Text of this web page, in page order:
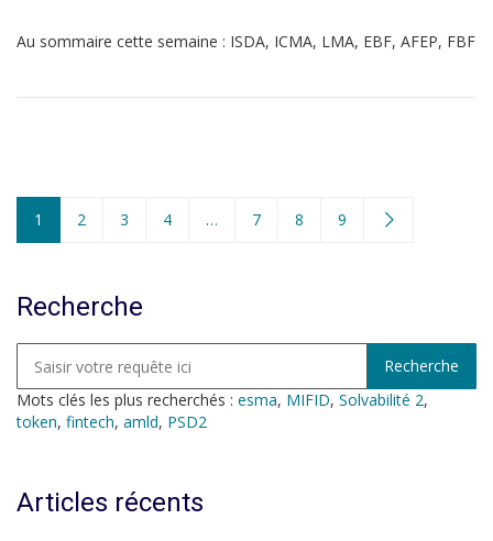
Au sommaire cette semaine : ISDA, ICMA, LMA, EBF, AFEP, FBF
1 2 3 4 … 7 8 9
Recherche
Mots clés les plus recherchés : esma, MIFID, Solvabilité 2,
token, fintech, amld, PSD2
Articles récents